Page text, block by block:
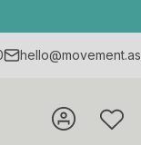
hello@movement.as